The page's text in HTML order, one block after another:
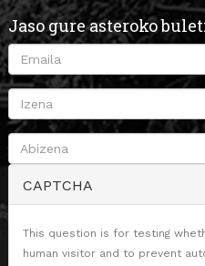
Jaso gure asteroko
CAPTCHA
This question is for testing
human visitor and to prevent